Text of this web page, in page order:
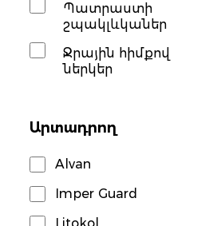
Պատրաստի
շպակլևկաներ
Ջրային հիմքով
ներկեր
Արտադրող
Alvan
Imper Guard